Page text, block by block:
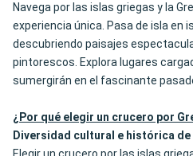
Navega por las islas griegas y la
experiencia única. Pasa de isla en
descubriendo paisajes
pintorescos. Explora lugares
sumergirán en el fascinante
¿Por qué elegir un crucero por
Diversidad cultural e histórica de